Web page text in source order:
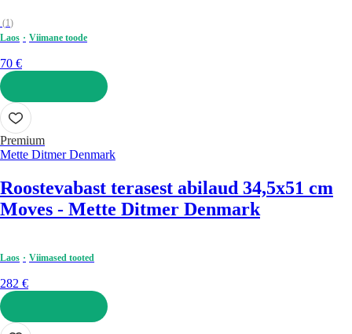
(1)
Laos
Viimane toode
70 €
LISA OSTUKORVI
Premium
Mette Ditmer Denmark
Roostevabast terasest abilaud 34,5x51 cm
Moves - Mette Ditmer Denmark
Laos Viimased tooted
282 €
LISA OSTUKORVI